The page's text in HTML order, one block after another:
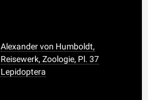
Alexander von Humboldt,
Reisewerk, Zoologie, Pl. 37
Lepidoptera